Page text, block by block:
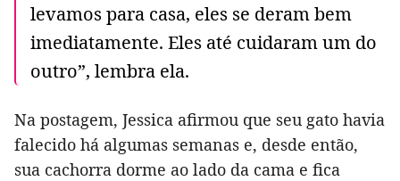
levamos para casa, eles se deram bem
imediatamente. Eles até cuidaram um do
outro”, lembra ela.
Na postagem, Jessica afirmou que seu gato havia
falecido há algumas semanas e, desde então,
sua cachorra dorme ao lado da cama e fica